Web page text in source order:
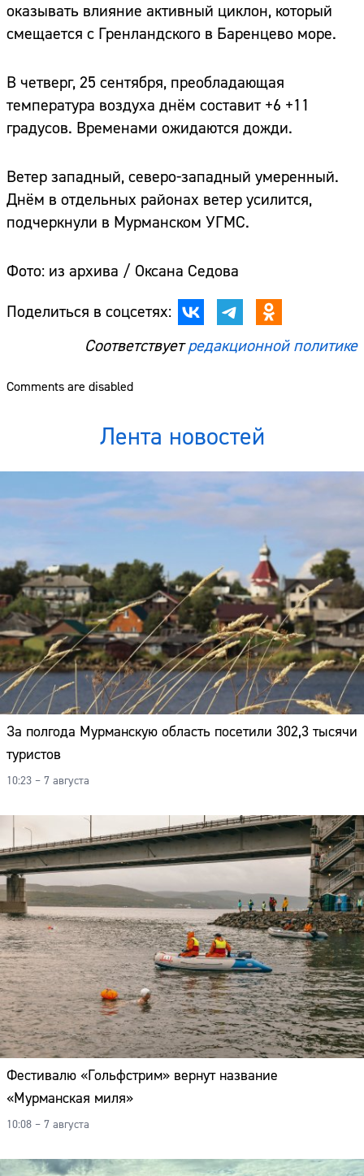
оказывать влияние активный циклон, который
смещается с Гренландского в Баренцево море.
В четверг, 25 сентября, преобладающая
температура воздуха днём составит +6 +11
градусов. Временами ожидаются дожди.
Ветер западный, северо-западный умеренный.
Днём в отдельных районах ветер усилится,
подчеркнули в Мурманском УГМС.
Фото: из архива / Оксана Седова
Поделиться в соцсетях:
Соответствуетредакционной политике
Comments are disabled
Лента новостей
За полгода Мурманскую область посетили 302,3 тысячи
туристов
10:23 – 7 августа
Фестивалю «Гольфстрим» вернут название
«Мурманская миля»
10:08 – 7 августа